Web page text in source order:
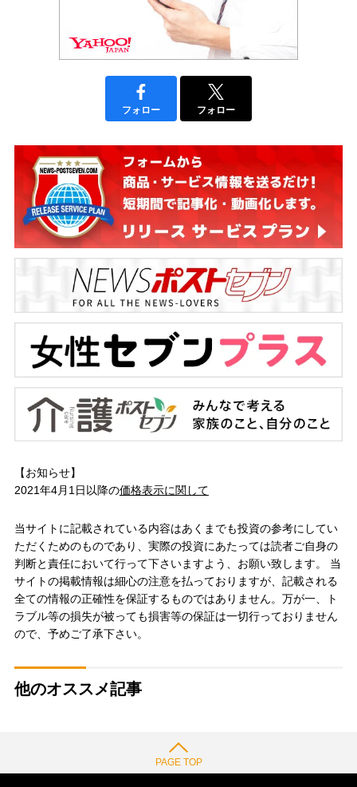
フォロー フォロー
【お知らせ】
2021年4月1日以降の価格表示に関して
当サイトに記載されている内容はあくまでも投資の参考にしてい
ただくためのものであり、実際の投資にあたっては読者ご自身の
判断と責任において行って下さいますよう、お願い致します。 当
サイトの掲載情報は細心の注意を払っておりますが、記載される
全ての情報の正確性を保証するものではありません。万が一、ト
ラブル等の損失が被っても損害等の保証は一切行っておりません
ので、予めご了承下さい。
他のオススメ記事
PAGE TOP